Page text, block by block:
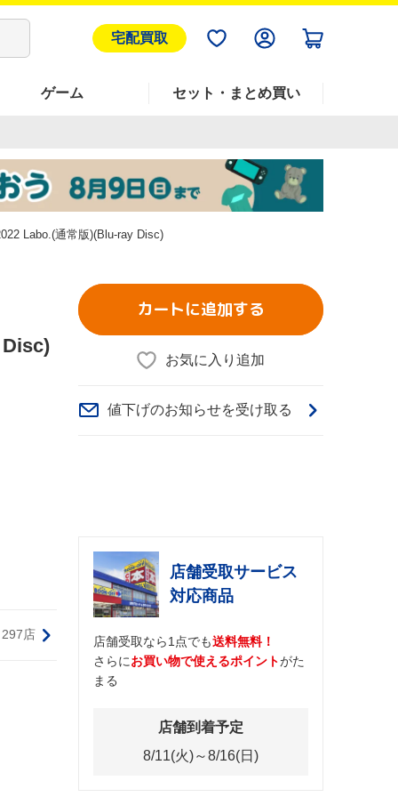
宅配買取
ゲーム セット・まとめ買い
Labo.(通常版)(Blu-ray Disc)
297店
カートに追加する
お気に入り追加
値下げのお知らせを受け取る
店舗受取サービス
対応商品
店舗受取なら1点でも送料無料！
さらにお買い物で使えるポイントがた
まる
店舗到着予定
8/11(火)～8/16(日)